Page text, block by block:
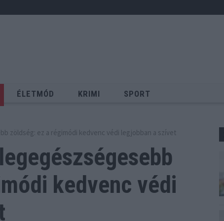
ÉLETMÓD KRIMI SPORT
zöldség: ez a régimódi kedvenc védi legjobban a szívet
kedvenc védi